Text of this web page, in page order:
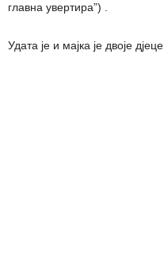
главна увертира”) .
Удата је и мајка је двоје дјеце.